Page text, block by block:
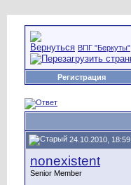
ВПГ "Беркуты"
Регистрация
24.10.2010, 18:59
nonexistent
Senior Member